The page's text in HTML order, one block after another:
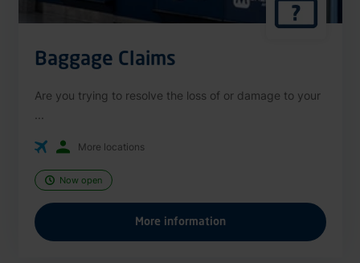
Baggage Claims
Are you trying to resolve the loss of or damage to your
More locations
Now open
More information